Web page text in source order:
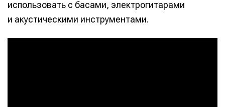
использовать с басами, электрогитарами
и акустическими инструментами.